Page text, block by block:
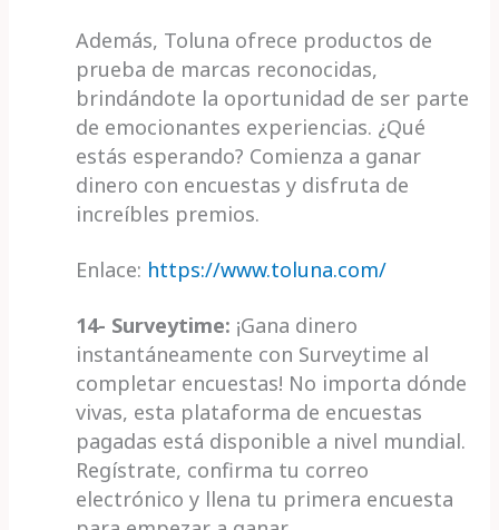
Además, Toluna ofrece productos de
prueba de marcas reconocidas,
brindándote la oportunidad de ser parte
de emocionantes experiencias. ¿Qué
estás esperando? Comienza a ganar
dinero con encuestas y disfruta de
increíbles premios.
Enlace: https://www.toluna.com/
14- Surveytime: ¡Gana dinero
instantáneamente con Surveytime al
completar encuestas! No importa dónde
vivas, esta plataforma de encuestas
pagadas está disponible a nivel mundial.
Regístrate, confirma tu correo
electrónico y llena tu primera encuesta